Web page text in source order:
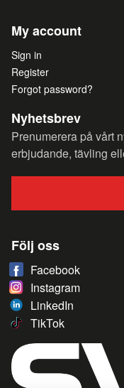
My account
Sign in
Register
Forgot password?
Nyhetsbrev
Prenumerera på vårt
erbjudande, tävling
Följ oss
Facebook
Instagram
LinkedIn
TikTok